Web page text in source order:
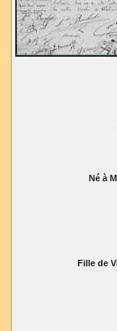
Né à
Fille de